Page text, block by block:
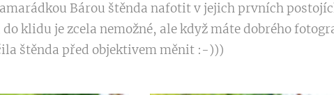
Bárou štěnda nafotit v jejich prvních
klidu je zcela nemožné, ale když máte dobrého
štěnda před objektivem měnit :-)))